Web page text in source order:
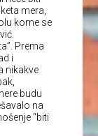
mera,
kome se
Prema
i
nikakve
budu
na
“biti